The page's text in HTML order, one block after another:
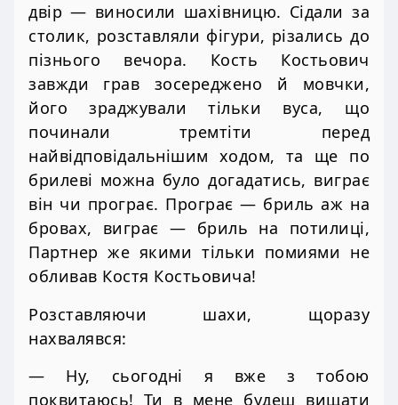
двір — виносили шахівницю. Сідали за
столик, розставляли фігури, різались до
пізнього вечора. Кость Костьович
завжди грав зосереджено й мовчки,
його зраджували тільки вуса, що
починали тремтіти перед
найвідповідальнішим ходом, та ще по
брилеві можна було догадатись, виграє
він чи програє. Програє — бриль аж на
бровах, виграє — бриль на потилиці,
Партнер же якими тільки помиями не
обливав Костя Костьовича!
Розставляючи шахи, щоразу
нахвалявся:
— Ну, сьогодні я вже з тобою
поквитаюсь! Ти в мене будеш вищати